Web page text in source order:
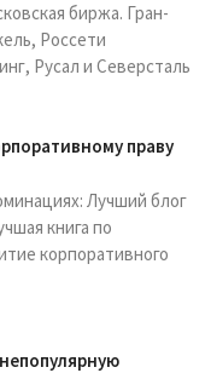
биржа. Гран-
Россети
Русал и Северсталь
праву
Лучший блог
книга по
корпоративного